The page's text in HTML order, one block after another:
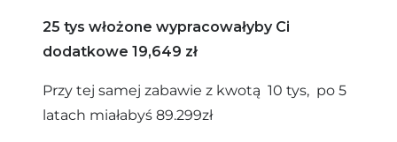
25 tys włożone wypracowałyby Ci
dodatkowe 19,649 zł
Przy tej samej zabawie z kwotą 10 tys, po 5
latach miałabyś 89.299zł